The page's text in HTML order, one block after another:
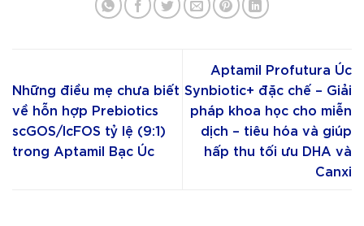
Những điều mẹ chưa biết
về hỗn hợp Prebiotics
scGOS/lcFOS tỷ lệ (9:1)
trong Aptamil Bạc Úc
Aptamil Profutura Úc
Synbiotic+ đặc chế – Giải
pháp khoa học cho miễn
dịch – tiêu hóa và giúp
hấp thu tối ưu DHA và
Canxi